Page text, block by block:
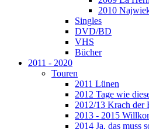
2010
Singles
DVD/BD
VHS
Bücher
2011 - 2020
Touren
2011 Lünen
2012 Tage wie
2012/13 Krach der
2013 - 2015
2014 Ja, das muss